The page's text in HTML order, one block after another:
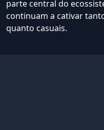
parte central do
continuam a cativar
quanto casuais.